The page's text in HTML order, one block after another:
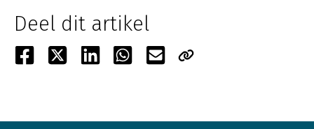
Deel dit artikel